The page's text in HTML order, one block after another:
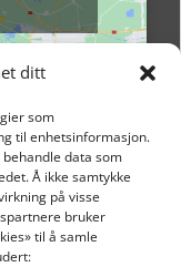
ditt
som
til enhetsinformasjon.
data som
Å ikke samtykke
på visse
bruker
til å samle